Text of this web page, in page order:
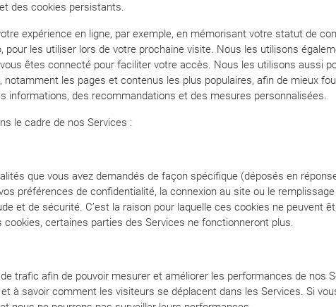
des cookies persistants.
expérience en ligne, par exemple, en mémorisant votre statut de
les utiliser lors de votre prochaine visite. Nous les utilisons
êtes connecté pour faciliter votre accès. Nous les utilisons aussi
les pages et contenus les plus populaires, afin de mieux
informations, des recommandations et des mesures personnalisées.
le cadre de nos Services :
que vous avez demandés de façon spécifique (déposés en
préférences de confidentialité, la connexion au site ou le
et de sécurité. C’est la raison pour laquelle ces cookies ne peuvent
certaines parties des Services ne fonctionneront plus.
trafic afin de pouvoir mesurer et améliorer les performances de nos
à savoir comment les visiteurs se déplacent dans les Services. Si